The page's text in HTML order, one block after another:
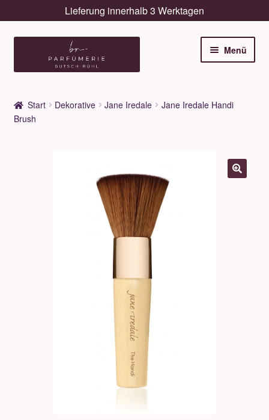
Lieferung innerhalb 3 Werktagen
Navigation
springen
springen
Menü
öffnen
Pflege
öffnen
Start Dekorative Jane Iredale
Jane Iredale Handi
Brush